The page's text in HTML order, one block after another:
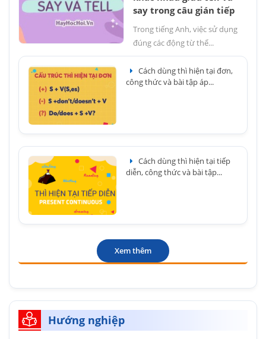
say trong câu gián tiếp
Trong tiếng Anh, việc sử dụng
đúng các động từ thể...
Cách dùng thì hiện tại đơn,
công thức và bài tập áp...
Cách dùng thì hiện tại tiếp
diễn, công thức và bài tập...
Xem thêm
Hướng nghiệp